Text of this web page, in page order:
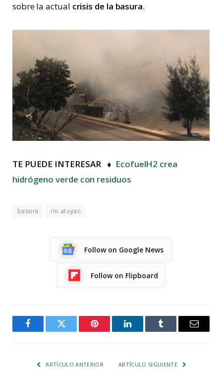
sobre la actual crisis de la basura.
TE PUEDE INTERESAR ♦ EcofuelH2 crea
hidrógeno verde con residuos
basura río atoyac
Follow on Google News
Follow on Flipboard
FacebookTwitter Pinterest LinkedInTumblr Email
ARTÍCULO ANTERIOR ARTÍCULO SIGUIENTE